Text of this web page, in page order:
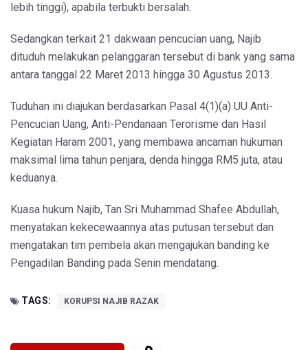
lebih tinggi), apabila terbukti bersalah.
Sedangkan terkait 21 dakwaan pencucian uang, Najib
dituduh melakukan pelanggaran tersebut di bank yang sama
antara tanggal 22 Maret 2013 hingga 30 Agustus 2013.
Tuduhan ini diajukan berdasarkan Pasal 4(1)(a) UU Anti-
Pencucian Uang, Anti-Pendanaan Terorisme dan Hasil
Kegiatan Haram 2001, yang membawa ancaman hukuman
maksimal lima tahun penjara, denda hingga RM5 juta, atau
keduanya.
Kuasa hukum Najib, Tan Sri Muhammad Shafee Abdullah,
menyatakan kekecewaannya atas putusan tersebut dan
mengatakan tim pembela akan mengajukan banding ke
Pengadilan Banding pada Senin mendatang.
TAGS: KORUPSI NAJIB RAZAK